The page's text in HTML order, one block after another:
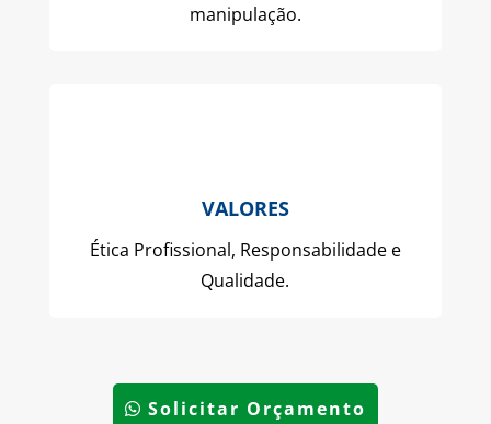
manipulação.
VALORES
Ética Profissional, Responsabilidade e
Qualidade.
Solicitar Orçamento